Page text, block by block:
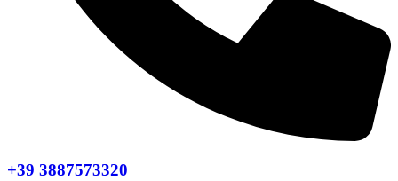
+39 3887573320